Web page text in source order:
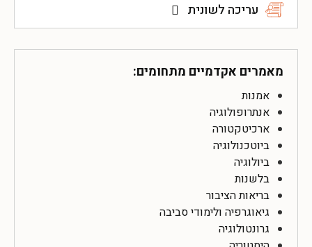
עריכה לשונית
מאמרים אקדמיים מתחומים:
אמנות
אנתרופולוגיה
ארכיטקטורה
ביוטכנולוגיה
ביולוגיה
בלשנות
בריאות הציבור
גיאוגרפיה ולימודי סביבה
גרונטולוגיה